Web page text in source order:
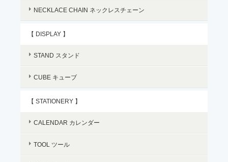
NECKLACE CHAIN ネックレスチェーン
【 DISPLAY 】
STAND スタンド
CUBE キューブ
【 STATIONERY 】
CALENDAR カレンダー
TOOL ツール